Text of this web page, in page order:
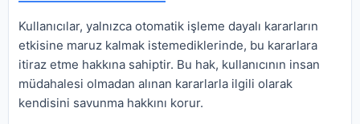
Kullanıcılar, yalnızca otomatik işleme dayalı kararların
etkisine maruz kalmak istemediklerinde, bu kararlara
itiraz etme hakkına sahiptir. Bu hak, kullanıcının insan
müdahalesi olmadan alınan kararlarla ilgili olarak
kendisini savunma hakkını korur.